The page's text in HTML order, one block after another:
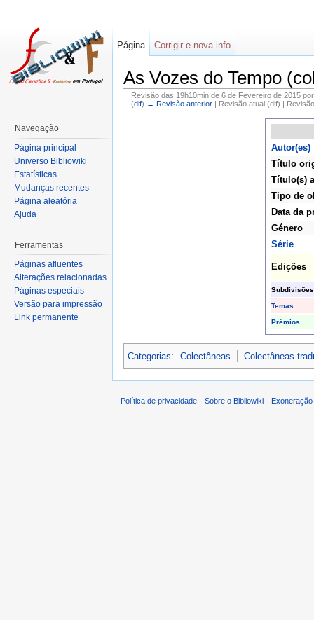
As Vozes do Tempo
Revisão das 19h10min de 6 de Fevereiro de 2015
(dif) ← Revisão anterior| Revisão atual (dif) |
Autor(es)
Título
Título(s)
Tipo de
Data da
Género
Série
Edições
Subdivisões
Temas
Prémios
Categorias: Colectâneas Colectâneas
Página Corrigir e nova info
Navegação
Página principal
Universo Bibliowiki
Estatísticas
Mudanças recentes
Página aleatória
Ajuda
Ferramentas
Páginas afluentes
Alterações relacionadas
Páginas especiais
Versão para impressão
Link permanente
Política de privacidade Sobre o Bibliowiki